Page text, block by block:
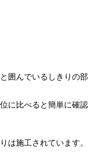
囲んでいるしきりの部
に比べると簡単に確認
は施工されています。